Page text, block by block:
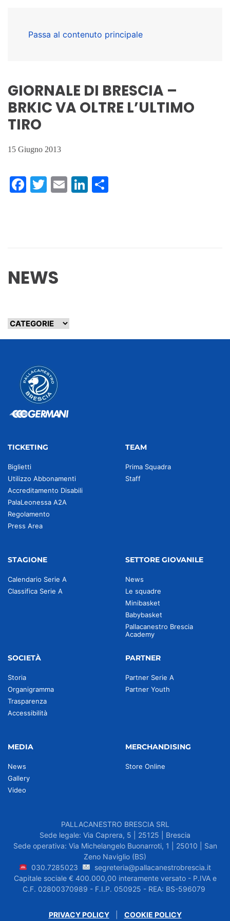
Passa al contenuto principale
GIORNALE DI BRESCIA –
BRKIC VA OLTRE L’ULTIMO
TIRO
15 Giugno 2013
Facebook
Twitter
EmailLinkedIn
NEWS
TICKETING
Biglietti
Utilizzo Abbonamenti
Accreditamento Disabili
PalaLeonessa A2A
Regolamento
Press Area
TEAM
Prima Squadra
Staff
STAGIONE
Calendario Serie A
Classifica Serie A
SETTORE GIOVANILE
News
Le squadre
Minibasket
Babybasket
Pallacanestro Brescia
Academy
SOCIETÀ
Storia
Organigramma
Trasparenza
Accessibilità
PARTNER
Partner Serie A
Partner Youth
MEDIA
News
Gallery
Video
MERCHANDISING
Store Online
PALLACANESTRO BRESCIA SRL
Sede legale: Via Caprera, 5 | 25125 | Brescia
Sede operativa: Via Michelangelo Buonarroti, 1 | 25010 | San
Zeno Naviglio (BS)
030.7285023
segreteria@pallacanestrobrescia.it
Capitale sociale € 400.000,00 interamente versato - P.IVA e
C.F. 02800370989 - F.I.P. 050925 - REA: BS-596079
PRIVACY POLICY| COOKIE POLICY